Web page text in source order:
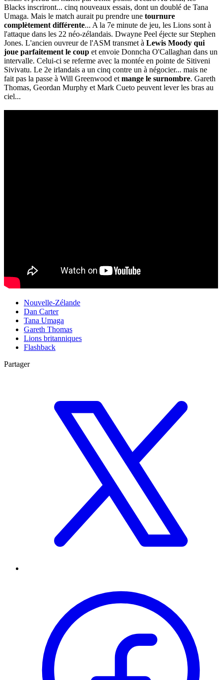
Blacks inscriront... cinq nouveaux essais, dont un doublé de Tana
Umaga. Mais le match aurait pu prendre une tournure
complètement différente... A la 7e minute de jeu, les Lions sont à
l'attaque dans les 22 néo-zélandais. Dwayne Peel éjecte sur Stephen
Jones. L'ancien ouvreur de l'ASM transmet à Lewis Moody qui
joue parfaitement le coup et envoie Donncha O'Callaghan dans un
intervalle. Celui-ci se referme avec la montée en pointe de Sitiveni
Sivivatu. Le 2e irlandais a un cinq contre un à négocier... mais ne
fait pas la passe à Will Greenwood et mange le surnombre. Gareth
Thomas, Geordan Murphy et Mark Cueto peuvent lever les bras au
ciel...
Nouvelle-Zélande
Dan Carter
Tana Umaga
Gareth Thomas
Lions britanniques
Flashback
Partager